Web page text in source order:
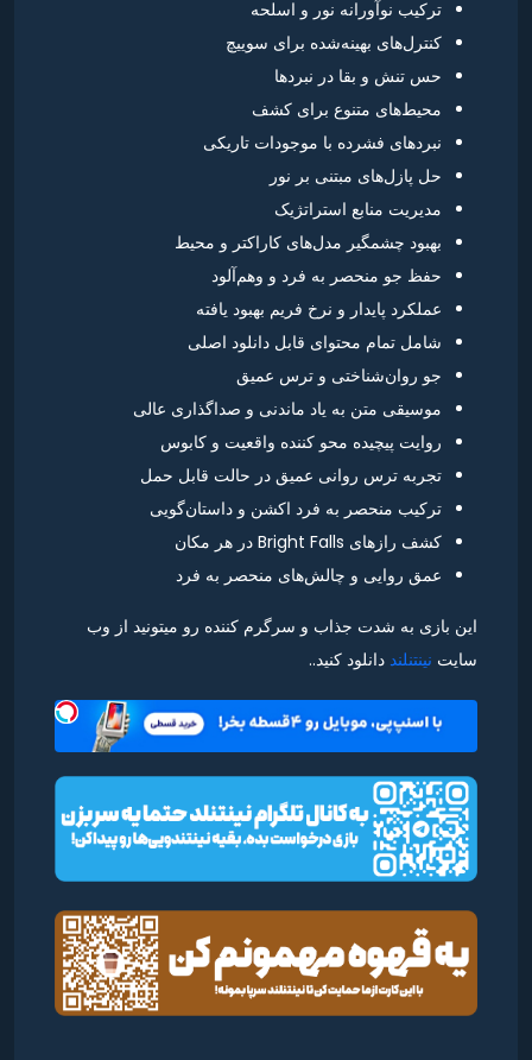
ترکیب نوآورانه نور و اسلحه
کنترل‌های بهینه‌شده برای سوییچ
حس تنش و بقا در نبردها
محیط‌های متنوع برای کشف
نبردهای فشرده با موجودات تاریکی
حل پازل‌های مبتنی بر نور
مدیریت منابع استراتژیک
بهبود چشمگیر مدل‌های کاراکتر و محیط
حفظ جو منحصر به فرد و وهم‌آلود
عملکرد پایدار و نرخ فریم بهبود یافته
شامل تمام محتوای قابل دانلود اصلی
جو روان‌شناختی و ترس عمیق
موسیقی متن به یاد ماندنی و صداگذاری عالی
روایت پیچیده محو کننده واقعیت و کابوس
تجربه ترس روانی عمیق در حالت قابل حمل
ترکیب منحصر به فرد اکشن و داستان‌گویی
کشف رازهای Bright Falls در هر مکان
عمق روایی و چالش‌های منحصر به فرد
این بازی به شدت جذاب و سرگرم کننده رو میتونید از وب
سایت نینتنلند دانلود کنید..